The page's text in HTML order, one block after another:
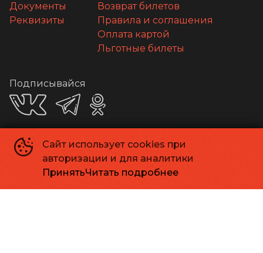
Сайт использует cookies при
авторизации и для аналитики
ПринятьЧитать подробнее
Документы
Реквизиты
Возврат билетов
Правила и соглашения
Оплата картой
Льготные билеты
Подписывайся
Приложения